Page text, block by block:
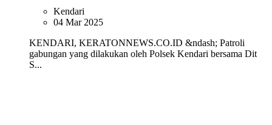
Kendari
04 Mar 2025
KENDARI, KERATONNEWS.CO.ID &ndash; Patroli
gabungan yang dilakukan oleh Polsek Kendari bersama Dit
S...